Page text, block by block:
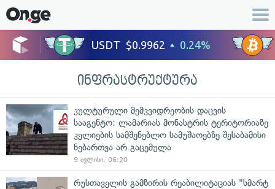
ინფრასტრუქტურა
კულტურული მემკვიდრეობის დაცვის
სააგენტო: ლამარიას მონასტრის ტერიტორიაზე
კელიების სამშენებლო სამუშაოებზე შესაბამისი
ნებართვა არ გაცემულა
9 ივლისი, 06:20
რუსთაველის გამზირის რეაბილიტაციას "სმარტ